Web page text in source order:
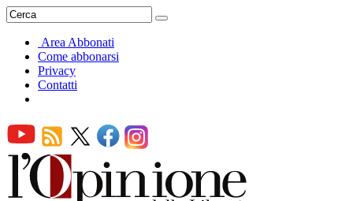
Area Abbonati
Come abbonarsi
Privacy
Contatti